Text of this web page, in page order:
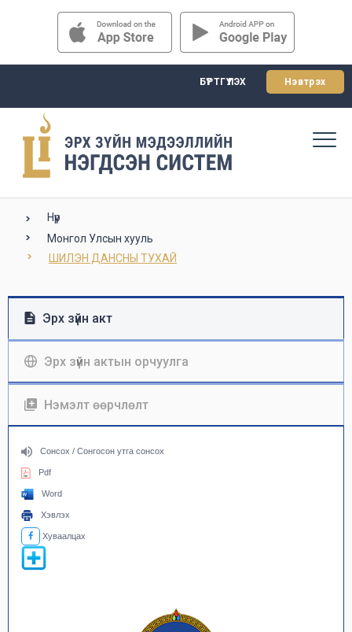
БҮРТГҮҮЛЭХ Нэвтрэх
Нүүр
Монгол Улсын хууль
ШИЛЭН ДАНСНЫ ТУХАЙ
Эрх зүйн акт
Эрх зүйн актын орчуулга
Нэмэлт өөрчлөлт
Сонсох / Сонгосон утга сонсох
Pdf
Word
Хэвлэх
Хуваалцах